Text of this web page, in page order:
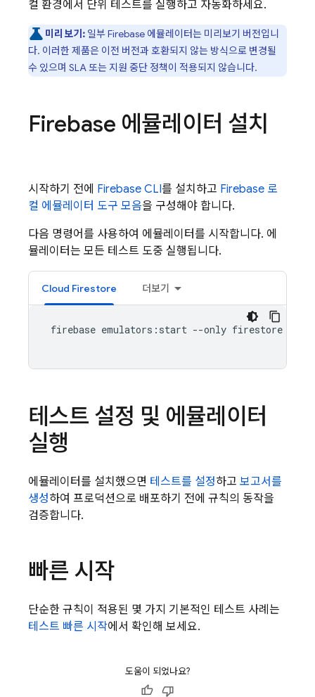
컬 환경에서 단위 테스트를 실행하고 자동화하세요.
미리보기: 일부 Firebase 에뮬레이터는 미리보기 버전입니
다. 이러한 제품은 이전 버전과 호환되지 않는 방식으로 변경될
수 있으며 SLA 또는 지원 중단 정책이 적용되지 않습니다.
Firebase 에뮬레이터 설치
시작하기 전에 Firebase CLI를 설치하고 Firebase 로
컬 에뮬레이터 도구 모음을 구성해야 합니다.
다음 명령어를 사용하여 에뮬레이터를 시작합니다. 에
뮬레이터는 모든 테스트 도중 실행됩니다.
Cloud Firestore 더보기
firebase emulators:start --only firestore
테스트 설정 및 에뮬레이터
실행
에뮬레이터를 설치했으면 테스트를 설정하고 보고서를
생성하여 프로덕션으로 배포하기 전에 규칙의 동작을
검증합니다.
빠른 시작
단순한 규칙이 적용된 몇 가지 기본적인 테스트 사례는
테스트 빠른 시작에서 확인해 보세요.
도움이 되었나요?